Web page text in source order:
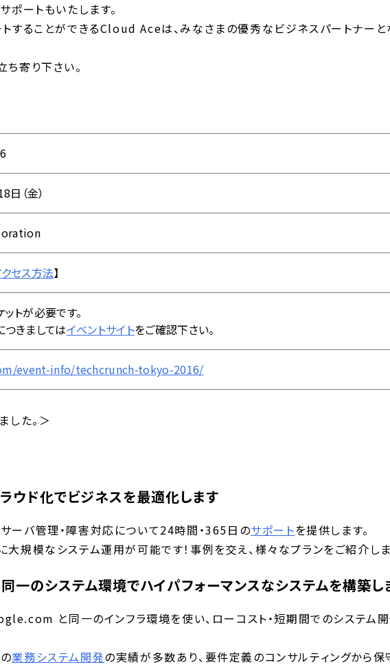
ポートもいたします。
することができるCloud Aceは、みなさまの優秀なビジネスパートナーと
寄り下さい。
（金）
セス方法】
トが必要です。
きましてはイベントサイトをご確認下さい。
event-info/techcrunch-tokyo-2016/
した。＞
ウド化でビジネスを最適化します
バ管理・障害対応について24時間・365日のサポートを提供します。
規模なシステム運用が可能です！事例を交え、様々なプランをご紹介しま
一のシステム環境でハイパフォーマンスなシステムを構築し
と同一のインフラ環境を使い、ローコスト・短期間でのシステム
業務システム開発の実績が多数あり、要件定義のコンサルティングから保